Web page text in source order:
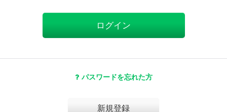
ログイン
パスワードを忘れた方
新規登録